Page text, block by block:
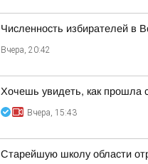
Численность избирателей в
Вчера, 20:42
Хочешь увидеть, как прошла
Вчера, 15:43
Старейшую школу области